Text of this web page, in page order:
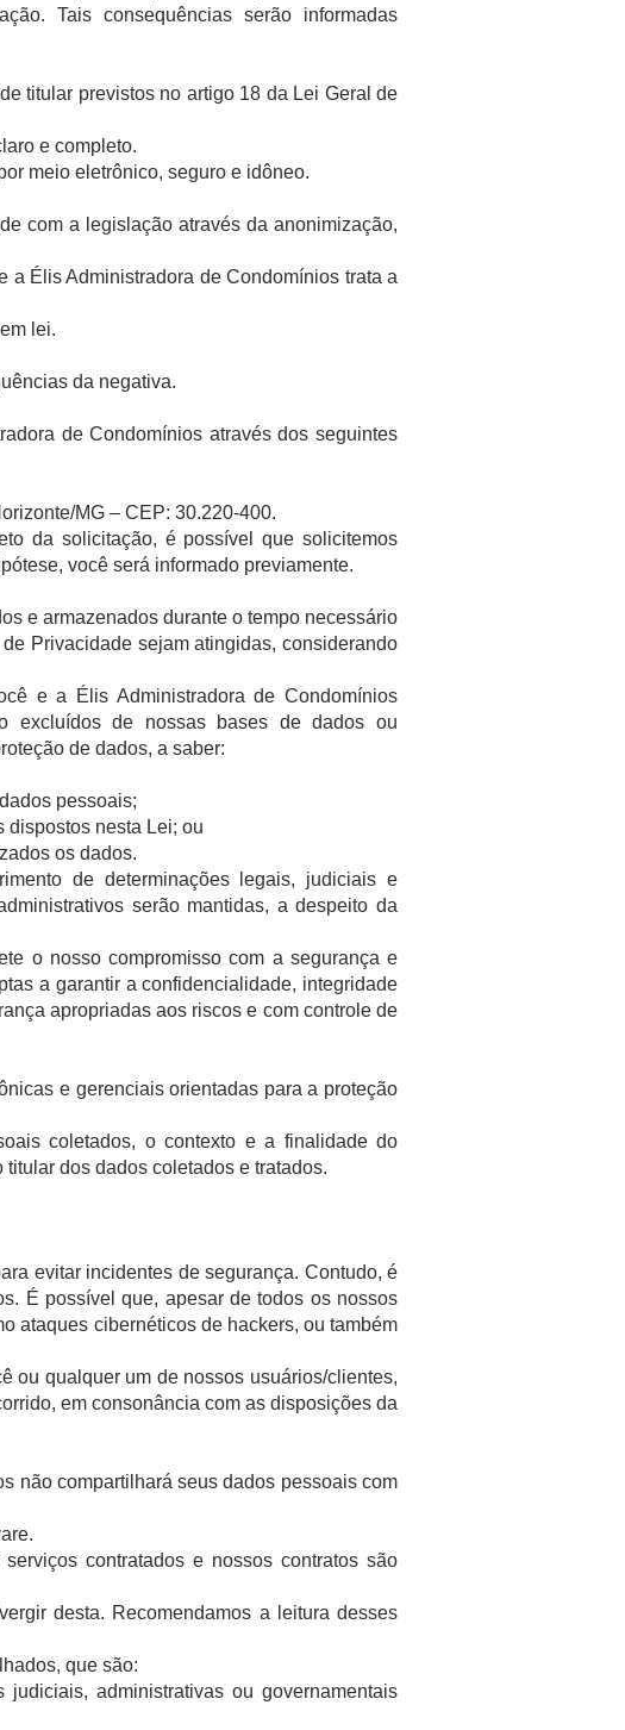
Tais consequências serão informadas
titular previstos no artigo 18 da Lei Geral de
e completo.
meio eletrônico, seguro e idôneo.
com a legislação através da anonimização,
a Élis Administradora de Condomínios trata a
lei.
da negativa.
de Condomínios através dos seguintes
MG – CEP: 30.220-400.
da solicitação, é possível que solicitemos
você será informado previamente.
e armazenados durante o tempo necessário
Privacidade sejam atingidas, considerando
e a Élis Administradora de Condomínios
excluídos de nossas bases de dados ou
de dados, a saber:
pessoais;
dispostos nesta Lei; ou
os dados.
de determinações legais, judiciais e
serão mantidas, a despeito da
o nosso compromisso com a segurança e
a garantir a confidencialidade, integridade
apropriadas aos riscos e com controle de
e gerenciais orientadas para a proteção
coletados, o contexto e a finalidade do
dos dados coletados e tratados.
evitar incidentes de segurança. Contudo, é
É possível que, apesar de todos os nossos
ataques cibernéticos de hackers, ou também
ou qualquer um de nossos usuários/clientes,
em consonância com as disposições da
não compartilhará seus dados pessoais com
contratados e nossos contratos são
desta. Recomendamos a leitura desses
que são:
administrativas ou governamentais